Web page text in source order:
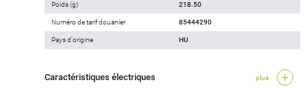
Poids (g) 218.50
Numéro de tarif douanier 85444290
Pays d'origine HU
Caractéristiques électriques plus